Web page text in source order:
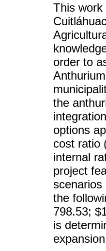
This work
order to
Anthurium
the
options
cost ratio
internal
project
the
798.53;
is